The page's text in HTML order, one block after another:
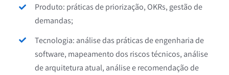
Produto: práticas de priorização, OKRs, gestão de
demandas;
Tecnologia: análise das práticas de engenharia de
software, mapeamento dos riscos técnicos, análise
de arquitetura atual, análise e recomendação de